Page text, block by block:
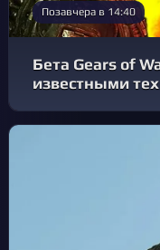
Позавчера в 14:40
Бета Gears of
известными